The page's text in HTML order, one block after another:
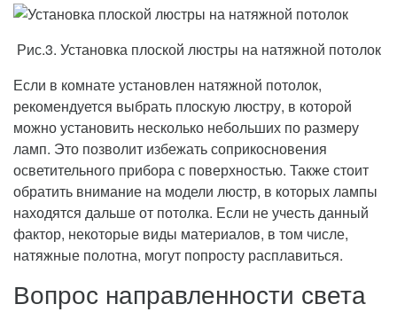
Рис.3. Установка плоской люстры на натяжной потолок
Если в комнате установлен натяжной потолок,
рекомендуется выбрать плоскую люстру, в которой
можно установить несколько небольших по размеру
ламп. Это позволит избежать соприкосновения
осветительного прибора с поверхностью. Также стоит
обратить внимание на модели люстр, в которых лампы
находятся дальше от потолка. Если не учесть данный
фактор, некоторые виды материалов, в том числе,
натяжные полотна, могут попросту расплавиться.
Вопрос направленности света